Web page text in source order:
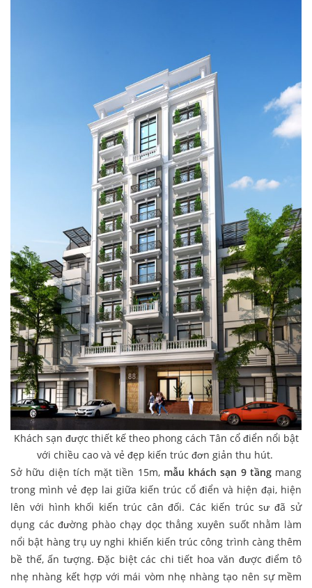
Khách sạn được thiết kế theo phong cách Tân cổ điển nổi bật
với chiều cao và vẻ đẹp kiến trúc đơn giản thu hút.
Sở hữu diện tích mặt tiền 15m, mẫu khách sạn 9 tầngmang
trong mình vẻ đẹp lai giữa kiến trúc cổ điển và hiện đại, hiện
lên với hình khối kiến trúc cân đối. Các kiến trúc sư đã sử
dụng các đường phào chạy dọc thẳng xuyên suốt nhằm làm
nổi bật hàng trụ uy nghi khiến kiến trúc công trình càng thêm
bề thế, ấn tượng. Đặc biệt các chi tiết hoa văn được điểm tô
nhẹ nhàng kết hợp với mái vòm nhẹ nhàng tạo nên sự mềm